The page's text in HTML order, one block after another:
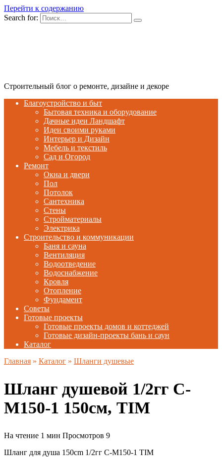
Перейти к содержанию
Search for:
Строительный блог о ремонте, дизайне и декоре
Благоустройство и быт
Бытовая техника и оборудование
Дачные идеи Ландшафт
Идеи своими руками
Интерьер и Дизайн
Мебель и текстиль
Сад и Огород
Ремонт
Окна и двери
Пол
Потолок
Сантехника
Стены
Стройматериалы
Электрика
Строительство и коммуникации
Баня и сауна
Вентиляция
Водоотведение
Водоснабжение
Кровля
Отопление
Фундамент
Советы
Готовые проекты
Готовые проекты домов и коттеджей
Готовые дизайн-проекты бань и саун
Каталог
Главная » Каталог » Шланги душевые
Шланг душевой 1/2гг C-
M150-1 150см, TIM
На чтение 1 мин Просмотров 9
Шланг для душа 150cm 1/2гг C-M150-1 TIM